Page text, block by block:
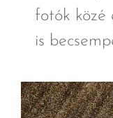
fotók közé
is